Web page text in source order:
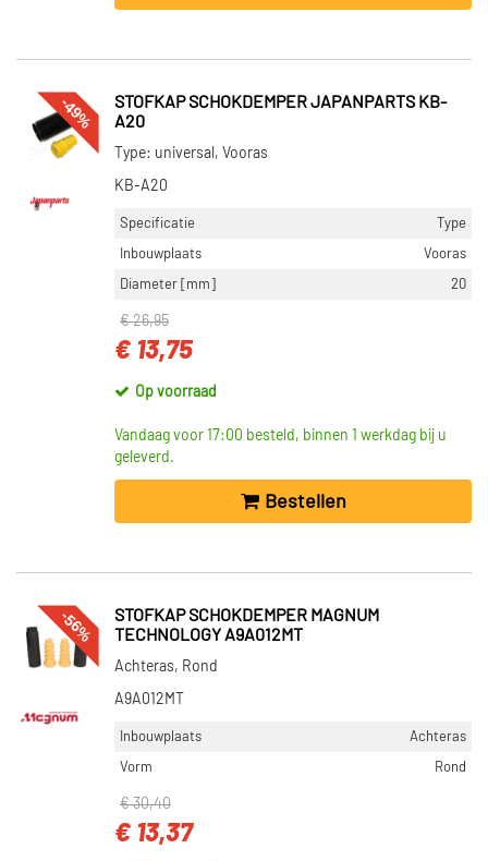
-49%
STOFKAP SCHOKDEMPER JAPANPARTS KB-
A20
Type: universal, Vooras
KB-A20
Specificatie
Type
Inbouwplaats
Vooras
Diameter [mm]
20
€ 26,95
€ 13,75
Op voorraad
Vandaag voor 17:00 besteld, binnen 1 werkdag bij u
geleverd.
Bestellen
-56%
STOFKAP SCHOKDEMPER MAGNUM
TECHNOLOGY A9A012MT
Achteras, Rond
A9A012MT
Inbouwplaats
Achteras
Vorm
Rond
€ 30,40
€ 13,37